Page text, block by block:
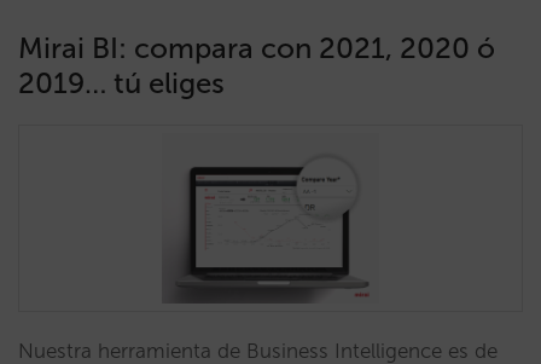
Mirai BI: compara con 2021, 2020 ó
2019… tú eliges
Nuestra herramienta de Business Intelligence es de